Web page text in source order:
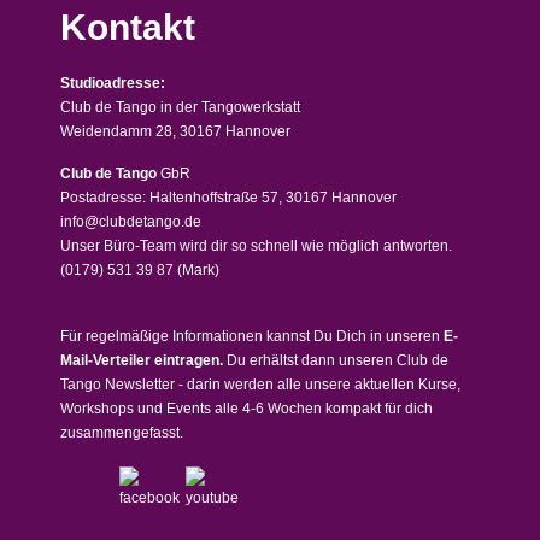
Kontakt
Studioadresse:
Club de Tango in der Tangowerkstatt
Weidendamm 28, 30167 Hannover
Club de Tango GbR
Postadresse: Haltenhoffstraße 57, 30167 Hannover
info@clubdetango.de
Unser Büro-Team wird dir so schnell wie möglich antworten.
(0179) 531 39 87 (Mark)
Für regelmäßige Informationen kannst Du Dich in unseren E-
Mail-Verteiler eintragen. Du erhältst dann unseren Club de
Tango Newsletter - darin werden alle unsere aktuellen Kurse,
Workshops und Events alle 4-6 Wochen kompakt für dich
zusammengefasst.